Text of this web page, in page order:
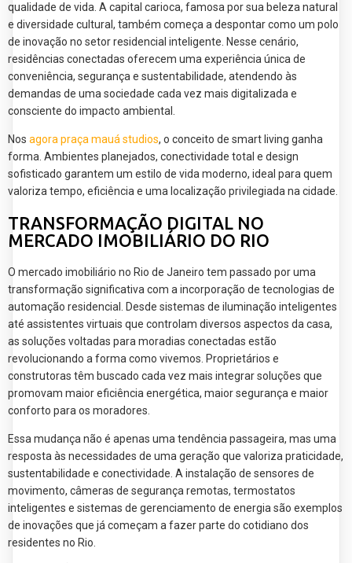
qualidade de vida. A capital carioca, famosa por sua beleza natural
e diversidade cultural, também começa a despontar como um polo
de inovação no setor residencial inteligente. Nesse cenário,
residências conectadas oferecem uma experiência única de
conveniência, segurança e sustentabilidade, atendendo às
demandas de uma sociedade cada vez mais digitalizada e
consciente do impacto ambiental.
Nos agora praça mauá studios, o conceito de smart living ganha
forma. Ambientes planejados, conectividade total e design
sofisticado garantem um estilo de vida moderno, ideal para quem
valoriza tempo, eficiência e uma localização privilegiada na cidade.
TRANSFORMAÇÃO DIGITAL NO
MERCADO IMOBILIÁRIO DO RIO
O mercado imobiliário no Rio de Janeiro tem passado por uma
transformação significativa com a incorporação de tecnologias de
automação residencial. Desde sistemas de iluminação inteligentes
até assistentes virtuais que controlam diversos aspectos da casa,
as soluções voltadas para moradias conectadas estão
revolucionando a forma como vivemos. Proprietários e
construtoras têm buscado cada vez mais integrar soluções que
promovam maior eficiência energética, maior segurança e maior
conforto para os moradores.
Essa mudança não é apenas uma tendência passageira, mas uma
resposta às necessidades de uma geração que valoriza praticidade,
sustentabilidade e conectividade. A instalação de sensores de
movimento, câmeras de segurança remotas, termostatos
inteligentes e sistemas de gerenciamento de energia são exemplos
de inovações que já começam a fazer parte do cotidiano dos
residentes no Rio.